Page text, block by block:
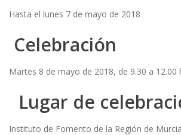
Hasta el lunes 7 de mayo de 2018
Celebración
Martes 8 de mayo de 2018, de 9.30 a 12.00
Lugar de
Instituto de Fomento de la Región de